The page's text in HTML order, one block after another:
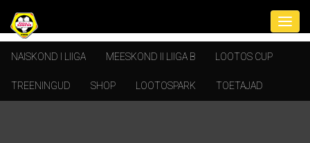
NAISKOND I LIIGA MEESKOND II LIIGA B LOOTOS CUP
TREENINGUD SHOP LOOTOSPARK TOETAJAD